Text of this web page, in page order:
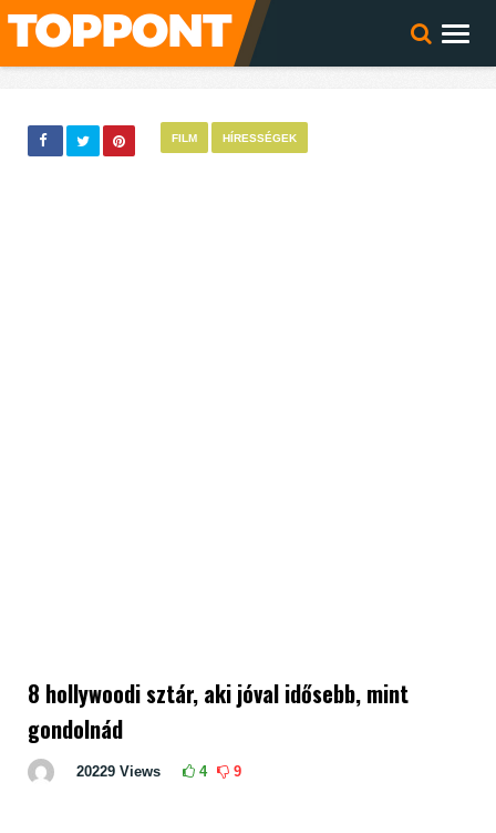
FILM HÍRESSÉGEK
8 hollywoodi sztár, aki jóval idősebb, mint
gondolnád
20229 Views 4 9